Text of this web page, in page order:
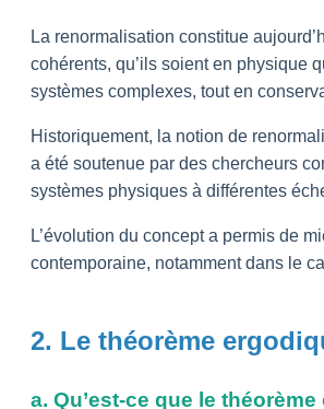
La renormalisation constitue
cohérents, qu’ils soient en physique
systèmes complexes, tout en
Historiquement, la notion de
a été soutenue par des chercheurs
systèmes physiques à différentes
L’évolution du concept a permis de
contemporaine, notamment dans le
2. Le théorème
a. Qu’est-ce que le